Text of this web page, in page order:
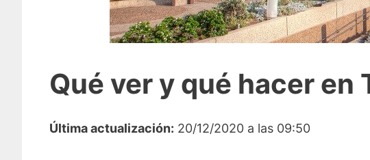
Qué ver y qué hacer en
Última actualización: 20/12/2020 a las 09:50